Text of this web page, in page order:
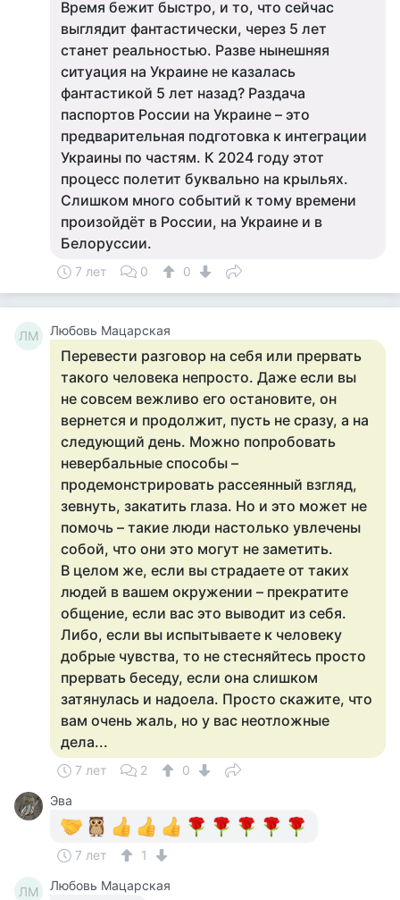
Время бежит быстро, и то, что сейчас
выглядит фантастически, через 5 лет
станет реальностью. Разве нынешняя
ситуация на Украине не казалась
фантастикой 5 лет назад? Раздача
паспортов России на Украине – это
предварительная подготовка к интеграции
Украины по частям. К 2024 году этот
процесс полетит буквально на крыльях.
Слишком много событий к тому времени
произойдёт в России, на Украине и в
Белоруссии.
7 лет 0 0
ЛМ Любовь Мацарская
Перевести разговор на себя или прервать
такого человека непросто. Даже если вы
не совсем вежливо его остановите, он
вернется и продолжит, пусть не сразу, а на
следующий день. Можно попробовать
невербальные способы –
продемонстрировать рассеянный взгляд,
зевнуть, закатить глаза. Но и это может не
помочь – такие люди настолько увлечены
собой, что они это могут не заметить.
В целом же, если вы страдаете от таких
людей в вашем окружении – прекратите
общение, если вас это выводит из себя.
Либо, если вы испытываете к человеку
добрые чувства, то не стесняйтесь просто
прервать беседу, если она слишком
затянулась и надоела. Просто скажите, что
вам очень жаль, но у вас неотложные
дела...
7 лет 2
0
Эва
7 лет 1
ЛМ Любовь Мацарская